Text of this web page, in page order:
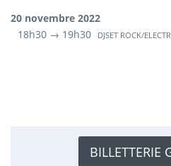
20 novembre 2022
18h30 → 19h30
DJSET ROCK/
BILLETTERIE